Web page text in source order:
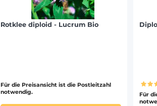
Rotklee diploid - Lucrum Bio
Für die Preisansicht ist die Postleitzahl
notwendig.
Für